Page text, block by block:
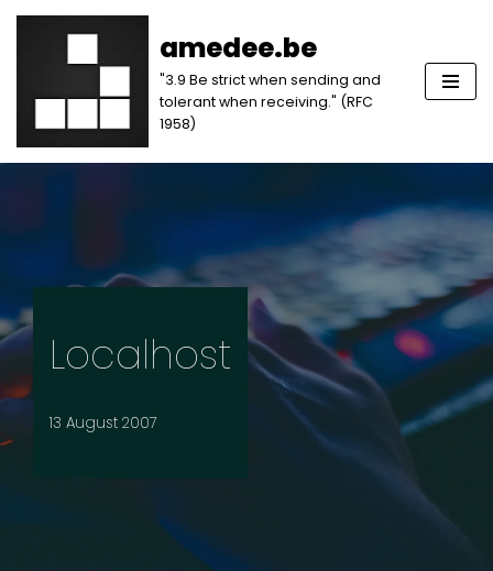
amedee.be
"3.9 Be strict when sending and
tolerant when receiving." (RFC
1958)
Localhost
13 August 2007